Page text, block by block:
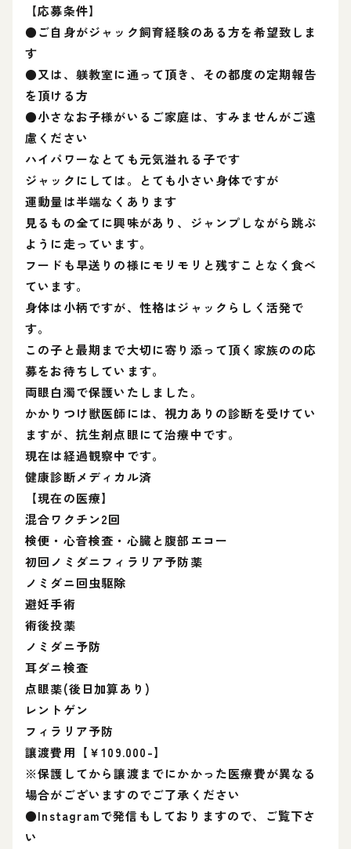
【応募条件】
●ご自身がジャック飼育経験のある方を希望致しま
す
●又は、躾教室に通って頂き、その都度の定期報告
を頂ける方
●小さなお子様がいるご家庭は、すみませんがご遠
慮ください
ハイパワーなとても元気溢れる子です
ジャックにしては。とても小さい身体ですが
運動量は半端なくあります
見るもの全てに興味があり、ジャンプしながら跳ぶ
ように走っています。
フードも早送りの様にモリモリと残すことなく食べ
ています。
身体は小柄ですが、性格はジャックらしく活発で
す。
この子と最期まで大切に寄り添って頂く家族のの応
募をお待ちしています。
両眼白濁で保護いたしました。
かかりつけ獣医師には、視力ありの診断を受けてい
ますが、抗生剤点眼にて治療中です。
現在は経過観察中です。
健康診断メディカル済
【現在の医療】
混合ワクチン2回
検便・心音検査・心臓と腹部エコー
初回ノミダニフィラリア予防薬
ノミダニ回虫駆除
避妊手術
術後投薬
ノミダニ予防
耳ダニ検査
点眼薬(後日加算あり)
レントゲン
フィラリア予防
讓渡費用【￥109.000-】
※保護してから讓渡までにかかった医療費が異なる
場合がございますのでご了承ください
●Instagramで発信もしておりますので、ご覧下さ
い